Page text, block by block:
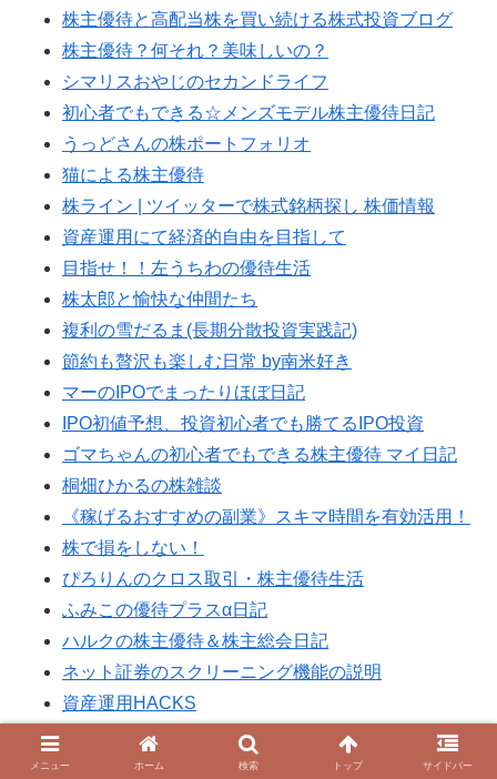
株主優待と高配当株を買い続ける株式投資ブログ
株主優待？何それ？美味しいの？
シマリスおやじのセカンドライフ
初心者でもできる☆メンズモデル株主優待日記
うっどさんの株ポートフォリオ
猫による株主優待
株ライン | ツイッターで株式銘柄探し 株価情報
資産運用にて経済的自由を目指して
目指せ！！左うちわの優待生活
株太郎と愉快な仲間たち
複利の雪だるま(長期分散投資実践記)
節約も贅沢も楽しむ日常 by南米好き
マーのIPOでまったりほぼ日記
IPO初値予想、投資初心者でも勝てるIPO投資
ゴマちゃんの初心者でもできる株主優待 マイ日記
桐畑ひかるの株雑談
《稼げるおすすめの副業》スキマ時間を有効活用！
株で損をしない！
ぴろりんのクロス取引・株主優待生活
ふみこの優待プラスα日記
ハルクの株主優待＆株主総会日記
ネット証券のスクリーニング機能の説明
資産運用HACKS
ヒロナカFP事務所
メニュー ホーム 検索 トップ サイドバー